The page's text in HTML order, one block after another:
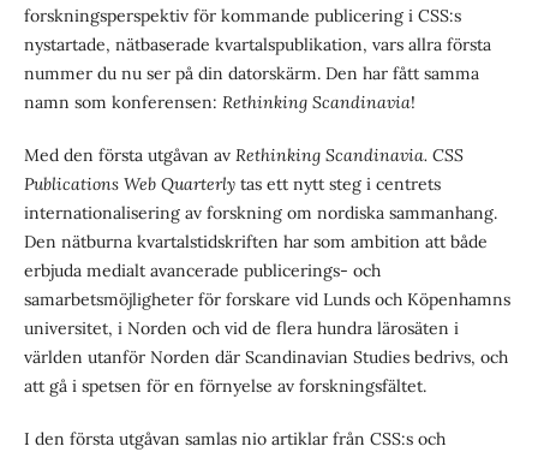
forskningsperspektiv för kommande publicering i CSS:s
nystartade, nätbaserade kvartalspublikation, vars allra första
nummer du nu ser på din datorskärm. Den har fått samma
namn som konferensen: Rethinking Scandinavia!
Med den första utgåvan av Rethinking Scandinavia. CSS
Publications Web Quarterlytas ett nytt steg i centrets
internationalisering av forskning om nordiska sammanhang.
Den nätburna kvartalstidskriften har som ambition att både
erbjuda medialt avancerade publicerings- och
samarbetsmöjligheter för forskare vid Lunds och Köpenhamns
universitet, i Norden och vid de flera hundra lärosäten i
världen utanför Norden där Scandinavian Studies bedrivs, och
att gå i spetsen för en förnyelse av forskningsfältet.
I den första utgåvan samlas nio artiklar från CSS:s och